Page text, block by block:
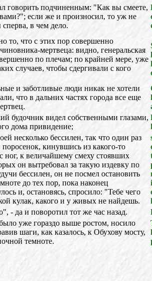
говорить подчиненным: "Как вы смеете,
если же и произносил, то уж не
в чем дело.
то, что с этих пор совершенно
мертвеца: видно, генеральская
по плечам; по крайней мере, уже
случаев, чтобы сдергивали с кого
и заботливые люди никак не хотели
что в дальних частях города все еще
будочник видел собственными глазами,
дома привидение;
несколько бессилен, так что один раз
кинувшись из какого-то
ног, к величайшему смеху стоявших
он вытребовал за такую издевку по
бессилен, он не посмел остановить
до тех пор, пока наконец
и, остановясь, спросило: "Тебе чего
кулак, какого и у живых не найдешь.
- да и поворотил тот же час назад.
уже гораздо выше ростом, носило
шаги, как казалось, к Обухову мосту,
темноте.